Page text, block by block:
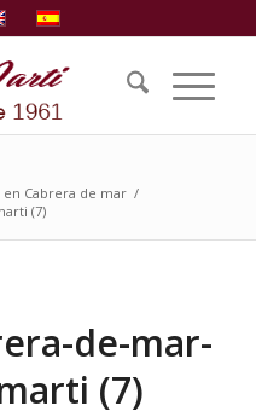
Cabrera de mar /
(7)
de-mar-
(7)